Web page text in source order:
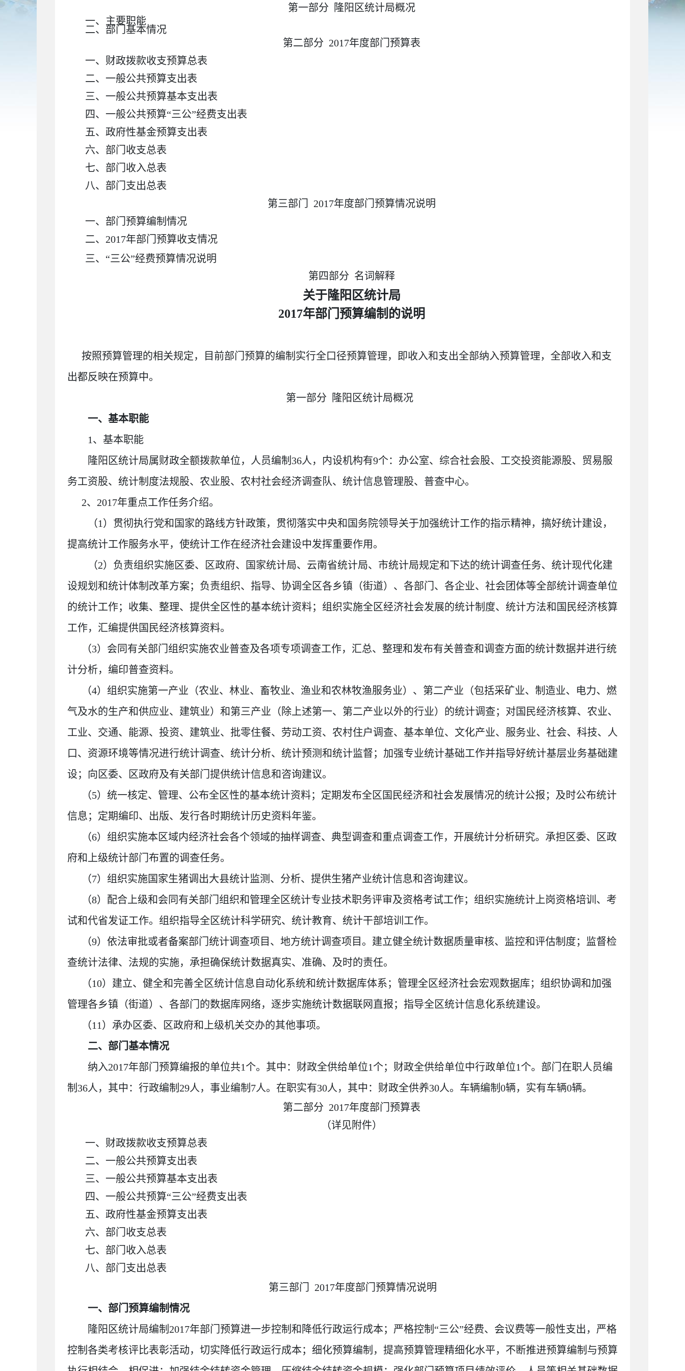
第一部分 隆阳区统计局概况
一、主要职能
二、部门基本情况
第二部分 2017年度部门 预算表
一、 财政拨款收支预算总表
二、一般公共预算支出表
三、一般公共预算基本支出表
四、一般公共预算“三公”经费支出表
五、政府性基金预算支出表
六、 部门收支总表
七、 部门收入总表
八、 部门支出总表
第三部门 2017年度部门 预算情况说明
一、 部门预算编制情况
二、 2017年部门预算收支情况
三、“三公”经费预算情况说明
第四部分 名词解释
关于隆阳区统计局
2017年部门预算编制的说明
按照预算管理的相关规定，目前部门预算的编制实行全口径预算管理，即收入和支出全部纳入预算管理，全部收入和支
出都反映在预算中。
第一部分 隆阳区统计局概况
一、基本职能
1、基本职能
隆阳区统计局属财政全额拨款单位，人员编制36人，内设机构有9个：办公室、综合社会股、工交投资能源股、贸易服
务工资股、统计制度法规股、农业股、农村社会经济调查队、统计信息管理股、普查中心。
2、2017年重点工作任务介绍。
（1）贯彻执行党和国家的路线方针政策，贯彻落实中央和国务院领导关于加强统计工作的指示精神，搞好统计建设，
提高统计工作服务水平，使统计工作在经济社会建设中发挥重要作用。
（2）负责组织实施区委、区政府、国家统计局、云南省统计局、市统计局规定和下达的统计调查任务、统计现代化建
设规划和统计体制改革方案；负责组织、指导、协调全区各乡镇（街道）、各部门、各企业、社会团体等全部统计调查单位
的统计工作；收集、整理、提供全区性的基本统计资料；组织实施全区经济社会发展的统计制度、统计方法和国民经济核算
工作，汇编提供国民经济核算资料。
（3）会同有关部门组织实施农业普查及各项专项调查工作，汇总、整理和发布有关普查和调查方面的统计数据并进行统
计分析，编印普查资料。
（4）组织实施第一产业（农业、林业、畜牧业、渔业和农林牧渔服务业）、第二产业（包括采矿业、制造业、电力、燃
气及水的生产和供应业、建筑业）和第三产业（除上述第一、第二产业以外的行业）的统计调查；对国民经济核算、农业、
工业、交通、能源、投资、建筑业、批零住餐、劳动工资、农村住户调查、基本单位、文化产业、服务业、社会、科技、人
口、资源环境等情况进行统计调查、统计分析、统计预测和统计监督；加强专业统计基础工作并指导好统计基层业务基础建
设；向区委、区政府及有关部门提供统计信息和咨询建议。
（5）统一核定、管理、公布全区性的基本统计资料；定期发布全区国民经济和社会发展情况的统计公报；及时公布统计
信息；定期编印、出版、发行各时期统计历史资料年鉴。
（6）组织实施本区域内经济社会各个领域的抽样调查、典型调查和重点调查工作，开展统计分析研究。承担区委、区政
府和上级统计部门布置的调查任务。
（7）组织实施国家生猪调出大县统计监测、分析、提供生猪产业统计信息和咨询建议。
（8）配合上级和会同有关部门组织和管理全区统计专业技术职务评审及资格考试工作；组织实施统计上岗资格培训、考
试和代省发证工作。组织指导全区统计科学研究、统计教育、统计干部培训工作。
（9）依法审批或者备案部门统计调查项目、地方统计调查项目。建立健全统计数据质量审核、监控和评估制度；监督检
查统计法律、法规的实施，承担确保统计数据真实、准确、及时的责任。
（10）建立、健全和完善全区统计信息自动化系统和统计数据库体系；管理全区经济社会宏观数据库；组织协调和加强
管理各乡镇（街道）、各部门的数据库网络，逐步实施统计数据联网直报；指导全区统计信息化系统建设。
（11）承办区委、区政府和上级机关交办的其他事项。
二、部门基本情况
纳入2017年部门预算编报的单位共1个。其中：财政全供给单位1个；财政全供给单位中行政单位1个。部门 在职人员编
制36人，其中：行政编制29人，事业编制7人。在职实有30人，其中：财政全供养30人。车辆编制0辆，实有车辆0辆。
第二部分 2017年度部门 预算表
（详见附件）
一、 财政拨款收支预算总表
二、一般公共预算支出表
三、一般公共预算基本支出表
四、一般公共预算“三公”经费支出表
五、政府性基金预算支出表
六、 部门收支总表
七、 部门收入总表
八、 部门支出总表
第三部门 2017年度部门 预算情况说明
一、部门预算编制情况
隆阳区统计局编制2017年部门预算进一步控制和降低行政运行成本；严格控制“三公”经费、会议费等一般性支出，严格
控制各类考核评比表彰活动，切实降低行政运行成本；细化预算编制，提高预算管理精细化水平，不断推进预算编制与预算